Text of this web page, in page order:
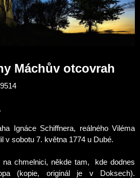
Máchův otcovrah
Ignáce Schiffnera, reálného Viléma
v sobotu 7. května 1774 u Dubé.
na chmelnici, někde tam, kde dodnes
(kopie, originál je v Doksech).